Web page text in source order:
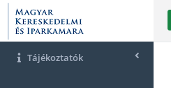
Tájékoztatók